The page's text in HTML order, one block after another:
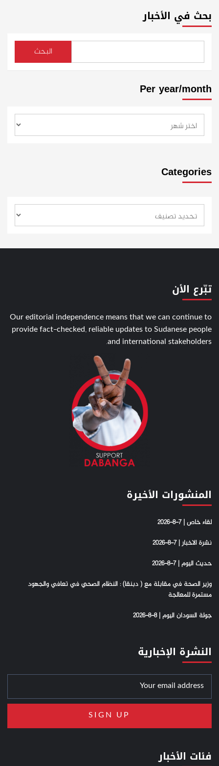
بحث في الأخبار
البحث
Per year/month
Categories
تبّرع الأن
Our editorial independence means that we can continue to
provide fact-checked, reliable updates to Sudanese people
and international stakeholders.
المنشورات الأخيرة
لقاء خاص | 7-8-2026
نشرة الاخبار | 7-8-2026
حديث اليوم | 7-8-2026
وزير الصحة في مقابلة مع ( دبنقا) : النظام الصحي في تعافي والجهود
مستمرة للمعالجة
جولة السودان اليوم | 8-8-2026
النشرة الإخبارية
فئات الأخبار